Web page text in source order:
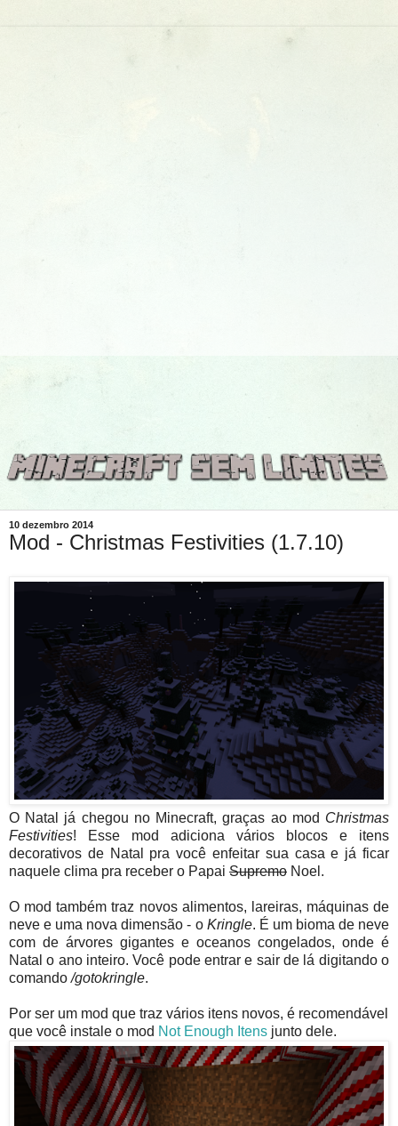
10 dezembro 2014
Mod - Christmas Festivities (1.7.10)
O Natal já chegou no Minecraft, graças ao mod Christmas
Festivities! Esse mod adiciona vários blocos e itens
decorativos de Natal pra você enfeitar sua casa e já ficar
naquele clima pra receber o Papai Supremo Noel.
O mod também traz novos alimentos, lareiras, máquinas de
neve e uma nova dimensão - o Kringle. É um bioma de neve
com de árvores gigantes e oceanos congelados, onde é
Natal o ano inteiro. Você pode entrar e sair de lá digitando o
comando/gotokringle.
Por ser um mod que traz vários itens novos, é recomendável
que você instale o mod Not Enough Itens junto dele.